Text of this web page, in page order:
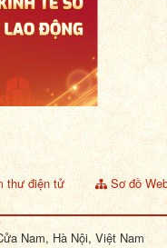
thư điện tử Sơ đồ
Nam, Hà Nội, Việt Nam